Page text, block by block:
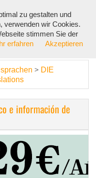
sprachen > DIE
e información de
zu gestalten und
verwenden wir Cookies.
stimmen Sie der
erfahren Akzeptieren